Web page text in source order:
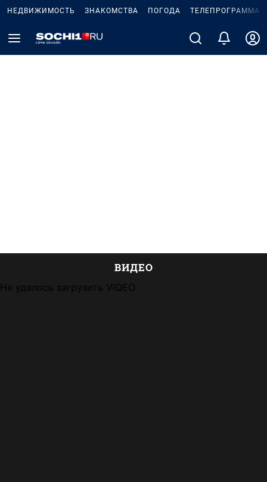
НЕДВИЖИМОСТЬ ЗНАКОМСТВА ПОГОДА ТЕЛЕПРОГРАММА
ВИДЕО
Не удалось загрузить VIQEO